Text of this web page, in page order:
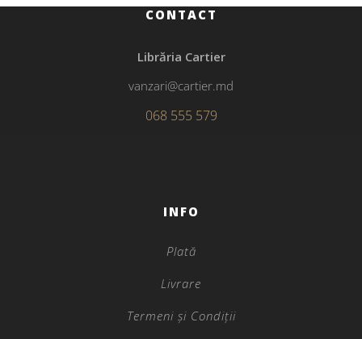
CONTACT
Librăria Cartier
vanzari@cartier.md
068 555 579
INFO
Plată
Livrare
Termeni și Condiții